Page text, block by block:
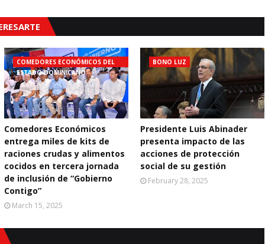
COMEDORES ECONÓMICOS DEL
ESTADO DOMINICANO
Comedores Económicos
entrega miles de kits de
raciones crudas y alimentos
cocidos en tercera jornada
de inclusión de “Gobierno
Contigo”
March 15, 2025
BONO LUZ
Presidente Luis Abinader
presenta impacto de las
acciones de protección
social de su gestión
February 28, 2025